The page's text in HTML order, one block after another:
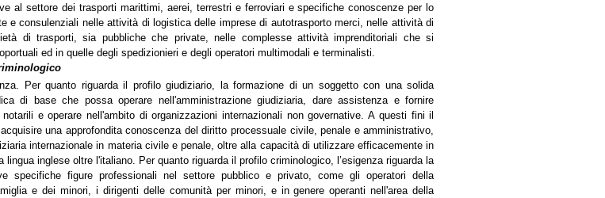
al settore dei trasporti marittimi, aerei, terrestri e ferroviari e specifiche conoscenze per lo
e consulenziali nelle attività di logistica delle imprese di autotrasporto merci, nelle attività di
di trasporti, sia pubbliche che private, nelle complesse attività imprenditoriali che si
ed in quelle degli spedizionieri e degli operatori multimodali e terminalisti.
Per quanto riguarda il profilo giudiziario, la formazione di un soggetto con una solida
di base che possa operare nell'amministrazione giudiziaria, dare assistenza e fornire
e operare nell'ambito di organizzazioni internazionali non governative. A questi fini il
una approfondita conoscenza del diritto processuale civile, penale e amministrativo,
internazionale in materia civile e penale, oltre alla capacità di utilizzare efficacemente in
inglese oltre l'italiano. Per quanto riguarda il profilo criminologico, l’esigenza riguarda la
specifiche figure professionali nel settore pubblico e privato, come gli operatori della
e dei minori, i dirigenti delle comunità per minori, e in genere operanti nell'area della